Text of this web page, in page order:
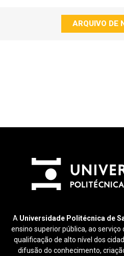
ARQUIVO DE
A Universidade Politécnica de
ensino superior pública, ao
qualificação de alto nível dos
difusão do conhecimento,